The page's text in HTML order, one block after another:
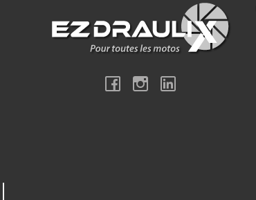
FacebookInstagram